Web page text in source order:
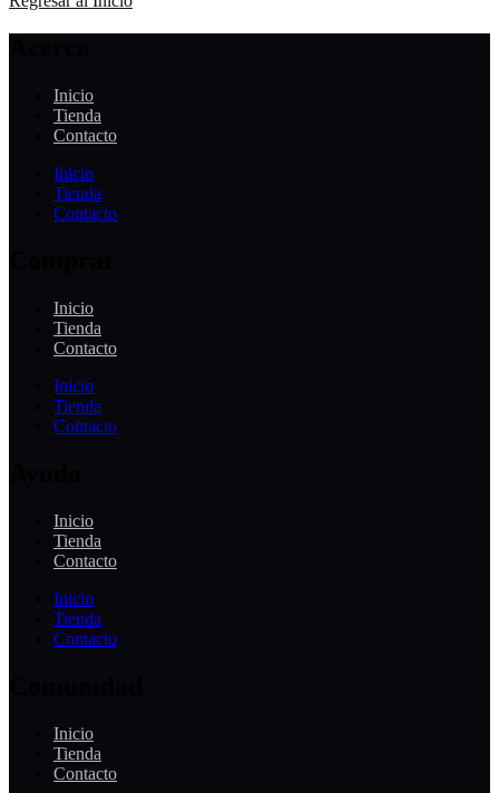
Inicio
Tienda
Contacto
Inicio
Tienda
Contacto
Inicio
Tienda
Contacto
Inicio
Tienda
Contacto
Inicio
Tienda
Contacto
Inicio
Tienda
Contacto
Inicio
Tienda
Contacto